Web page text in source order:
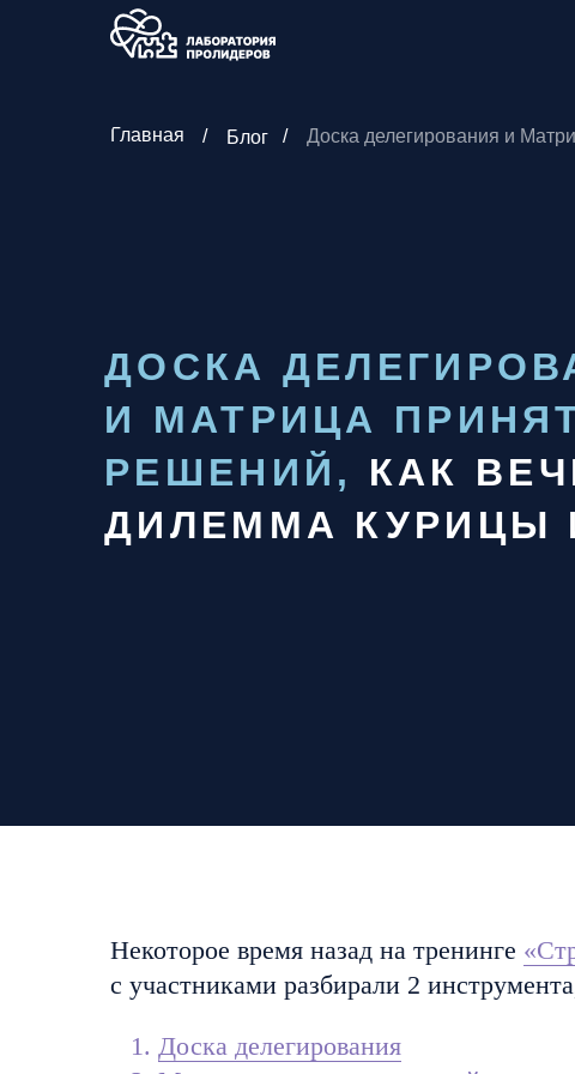
Главная Блог
/ / Доска делегирования и
ДОСКА
И МАТРИЦА
РЕШЕНИЙ,
КАК
ДИЛЕММА КУРИЦЫ
Некоторое время назад на тренинге
с участниками разбирали 2
Доска делегирования